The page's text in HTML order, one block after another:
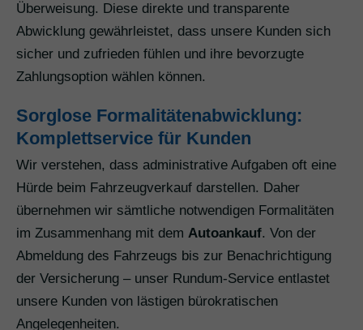
Überweisung. Diese direkte und transparente
Abwicklung gewährleistet, dass unsere Kunden sich
sicher und zufrieden fühlen und ihre bevorzugte
Zahlungsoption wählen können.
Sorglose Formalitätenabwicklung:
Komplettservice für Kunden
Wir verstehen, dass administrative Aufgaben oft eine
Hürde beim Fahrzeugverkauf darstellen. Daher
übernehmen wir sämtliche notwendigen Formalitäten
im Zusammenhang mit dem Autoankauf. Von der
Abmeldung des Fahrzeugs bis zur Benachrichtigung
der Versicherung – unser Rundum-Service entlastet
unsere Kunden von lästigen bürokratischen
Angelegenheiten.